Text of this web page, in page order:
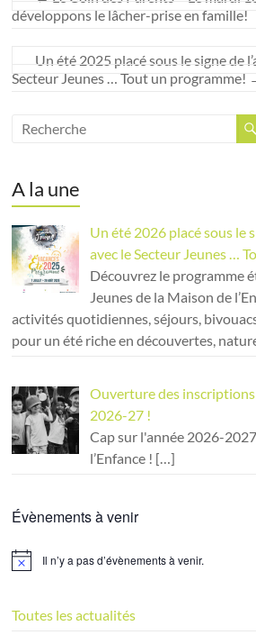
développons le lâcher-prise en famille!
Un été 2025 placé sous le signe de
Secteur Jeunes … Tout un programme!
A la une
Un été 2026 placé sous le
avec le Secteur Jeunes …
Découvrez le programme
Jeunes de la Maison de
activités quotidiennes, séjours,
pour un été riche en découvertes,
Ouverture des
2026-27 !
Cap sur l'année 2026-
l’Enfance ! […]
Évènements à venir
N
i
c
Il n’y a pas d’évènements à venir.
Toutes les actualités